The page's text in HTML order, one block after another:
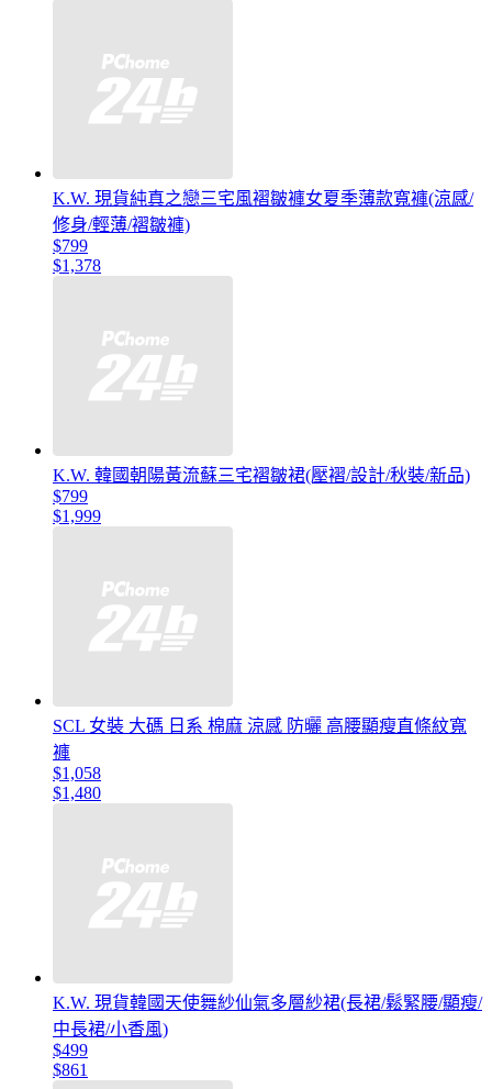
K.W. 現貨純真之戀三宅風褶皺褲女夏季薄款寬褲(涼感/
修身/輕薄/褶皺褲)
$799
$1,378
K.W. 韓國朝陽黃流蘇三宅褶皺裙(壓褶/設計/秋裝/新品)
$799
$1,999
SCL 女裝 大碼 日系 棉麻 涼感 防曬 高腰顯瘦直條紋寬
褲
$1,058
$1,480
K.W. 現貨韓國天使舞紗仙氣多層紗裙(長裙/鬆緊腰/顯瘦/
中長裙/小香風)
$499
$861